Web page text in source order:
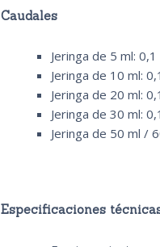
Caudales
Jeringa de 5 ml:
Jeringa de 10 ml:
Jeringa de 20 ml:
Jeringa de 30 ml:
Jeringa de 50 ml /
Especificaciones